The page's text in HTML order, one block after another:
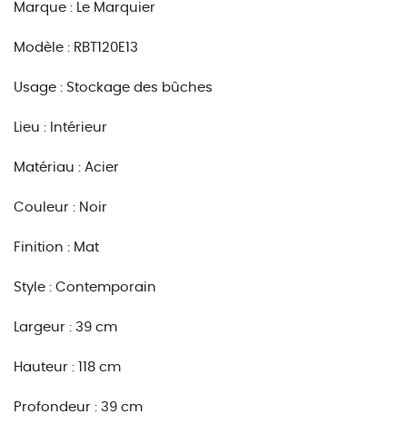
Marque : Le Marquier
Modèle : RBT120E13
Usage : Stockage des bûches
Lieu : Intérieur
Matériau : Acier
Couleur : Noir
Finition : Mat
Style : Contemporain
Largeur : 39 cm
Hauteur : 118 cm
Profondeur : 39 cm